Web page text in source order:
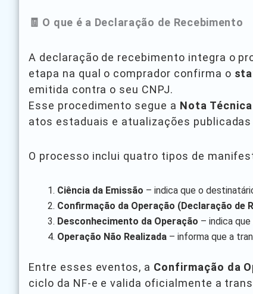
🧾 O que é a Declaração de Recebimento
A declaração de recebimento integra o
etapa na qual o comprador confirma o
emitida contra o seu CNPJ.
Esse procedimento segue a Nota
atos estaduais e atualizações publicadas
O processo inclui quatro tipos de
Ciência da Emissão – indica que o
Confirmação da Operação (Declaração de
Desconhecimento da Operação – indica
Operação Não Realizada – informa que a
Entre esses eventos, a Confirmação da
ciclo da NF-e e valida oficialmente a